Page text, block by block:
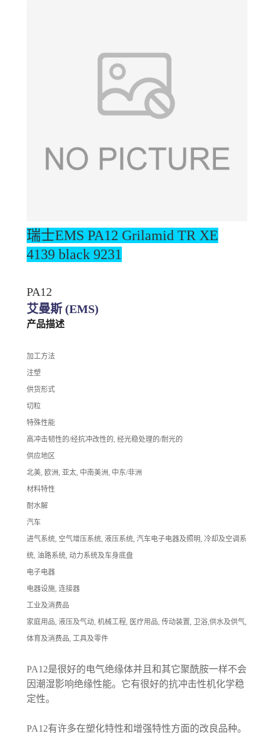
瑞士EMS PA12 Grilamid TR XE
4139 black 9231
PA12
艾曼斯 (EMS)
产品描述
加工方法
注塑
供货形式
切粒
特殊性能
高冲击韧性的/经抗冲改性的, 经光稳处理的/耐光的
供应地区
北美, 欧洲, 亚太, 中南美洲, 中东/非洲
材料特性
耐水解
汽车
进气系统, 空气增压系统, 液压系统, 汽车电子电器及照明, 冷却及空调系
统, 油路系统, 动力系统及车身底盘
电子电器
电器设施, 连接器
工业及消费品
家庭用品, 液压及气动, 机械工程, 医疗用品, 传动装置, 卫浴,供水及供气,
体育及消费品, 工具及零件
PA12是很好的电气绝缘体并且和其它聚酰胺一样不会
因潮湿影响绝缘性能。它有很好的抗冲击性机化学稳
定性。
PA12有许多在塑化特性和增强特性方面的改良品种。